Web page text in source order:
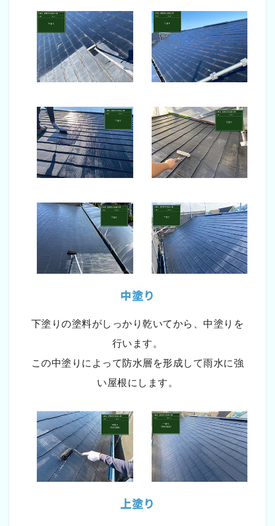
中塗り
下塗りの塗料がしっかり乾いてから、中塗りを
行います。
この中塗りによって防水層を形成して雨水に強
い屋根にします。
上塗り